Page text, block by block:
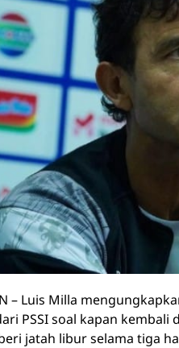
– Luis Milla
PSSI soal kapan
jatah libur selama tiga